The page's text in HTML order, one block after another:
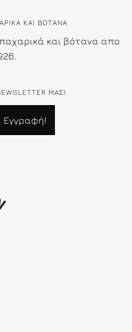
ΚΑΙ ΒΟΤΑΝΑ
και βότανα απο
ΜΑΣ!